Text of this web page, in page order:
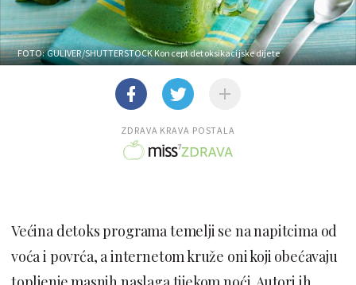
FOTO: GULIVER/SHUTTERSTOCKKoncept detoksikacijske dijete
ZDRAVA KRAVA POSTALA
Većina detoks programa temelji se na napitcima od
voća i povrća, a internetom kruže oni koji obećavaju